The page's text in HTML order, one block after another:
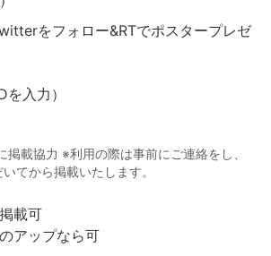
をフォロー&RTでポスタープレゼ
入力）
掲載協力 ※利用の際は事前にご連絡をし、
てから掲載いたします。
載可
アップなら可